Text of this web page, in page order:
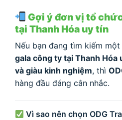
Gợi ý đơn vị tổ
tại Thanh Hóa uy tín
Nếu bạn đang tìm kiếm một
gala công ty tại Thanh
và giàu kinh nghiệm, thì
hàng đầu đáng cân nhắc.
Vì sao nên chọn ODG